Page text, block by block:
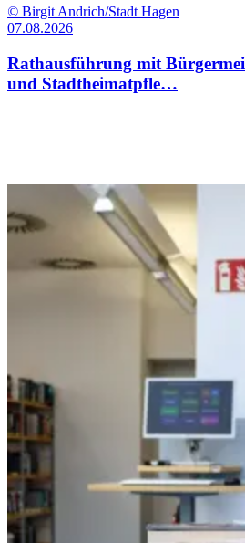
© Birgit Andrich/Stadt Hagen
07.08.2026
Rathausführung mit
und Stadtheimatpfle…